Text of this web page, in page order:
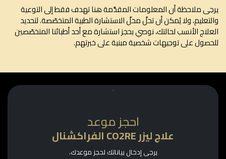
ملاحظة أن المعلومات المقدَّمة هنا تهدف فقط إلى التوعية
ولا يُمكن أن تحلّ محلّ الاستشارة الطبية المتخصّصة. لتحديد
الأنسب لحالتك، نوصي بحجز استشارة مع أحد أطبائنا المتخصّصين
على توجيهات شخصية مبنية على خبرتهم.
احجز موعد
علاج ليزر CO2RE الفراكشنال
يرجى إدخال بياناتك لحجز موعدك.